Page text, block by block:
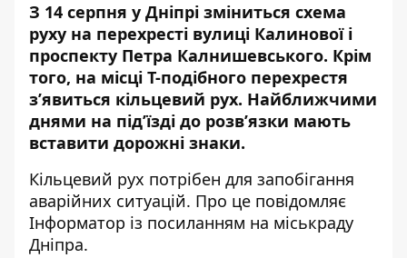
З 14 серпня у Дніпрі зміниться схема
руху на перехресті вулиці Калинової і
проспекту Петра Калнишевського. Крім
того, на місці Т-подібного перехрестя
з’явиться кільцевий рух. Найближчими
днями на під’їзді до розв’язки мають
вставити дорожні знаки.
Кільцевий рух потрібен для запобігання
аварійних ситуацій. Про це повідомляє
Інформатор із посиланням на міськраду
Дніпра.